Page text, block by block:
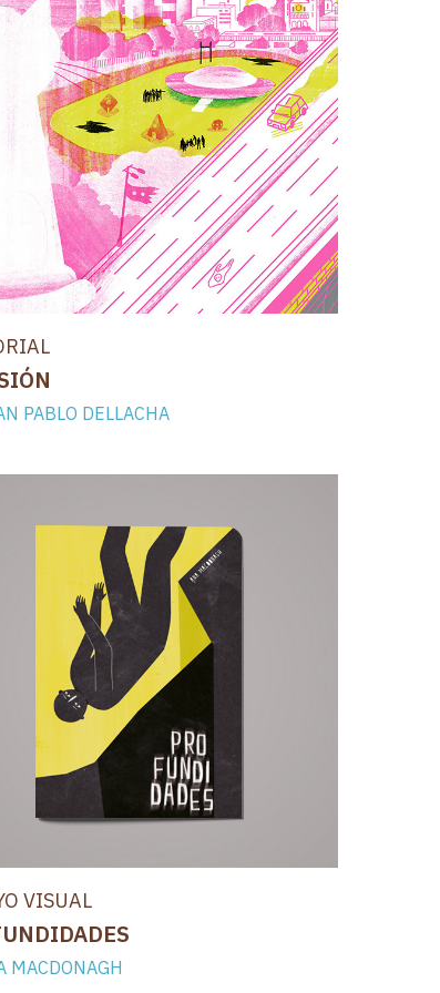
VISUAL
MACDONAGH
PABLO DELLACHA